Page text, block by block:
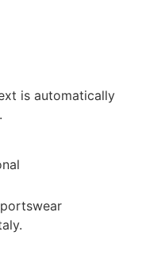
is automatically